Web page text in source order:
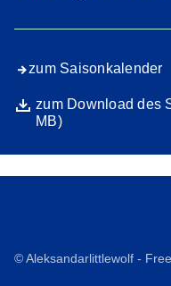
zum Saisonkalender
Dateizum Download des
MB)
Öffnet sich in einem
© Aleksandarlittlewolf -